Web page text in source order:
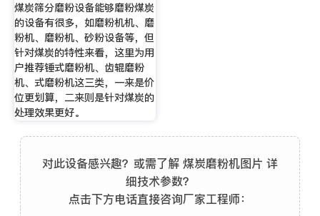
煤炭筛分磨粉设备能够磨粉煤炭
的设备有很多，如磨粉机机、磨
粉机、磨粉机、砂粉设备等，但
针对煤炭的特性来看，这里为用
户推荐锤式磨粉机、齿辊磨粉
机、式磨粉机这三类，一来是价
位更划算，二来则是针对煤炭的
处理效果更好。
对此设备感兴趣？或需了解 煤炭磨粉机图片 详
细技术参数？
点击下方电话直接咨询厂家工程师：